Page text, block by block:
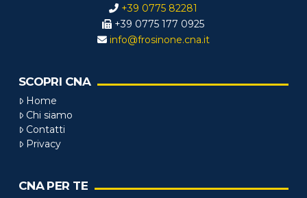
+39 0775 82281
+39 0775 177 0925
info@frosinone.cna.it
SCOPRI CNA
Home
Chi siamo
Contatti
Privacy
CNA PER TE